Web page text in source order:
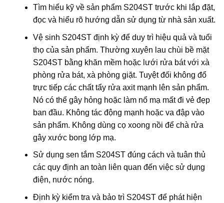
Tìm hiểu kỹ về sản phẩm S204ST trước khi lắp đặt,
đọc và hiểu rõ hướng dẫn sử dụng từ nhà sản xuất.
Vệ sinh S204ST định kỳ để duy trì hiệu quả và tuổi
thọ của sản phẩm. Thường xuyên lau chùi bề mặt
S204ST bằng khăn mềm hoặc lưới rửa bát với xà
phòng rửa bát, xà phòng giặt. Tuyệt đối không đổ
trực tiếp các chất tẩy rửa axit mạnh lên sản phẩm.
Nó có thể gây hỏng hoặc làm nổ mạ mất đi vẻ đẹp
ban đầu. Không tác động mạnh hoặc va đập vào
sản phẩm. Không dùng cọ xoong nồi để chà rửa
gây xước bong lớp mạ.
Sử dụng sen tắm S204ST đúng cách và tuân thủ
các quy định an toàn liên quan đến việc sử dụng
điện, nước nóng.
Định kỳ kiểm tra và bảo trì S204ST để phát hiện